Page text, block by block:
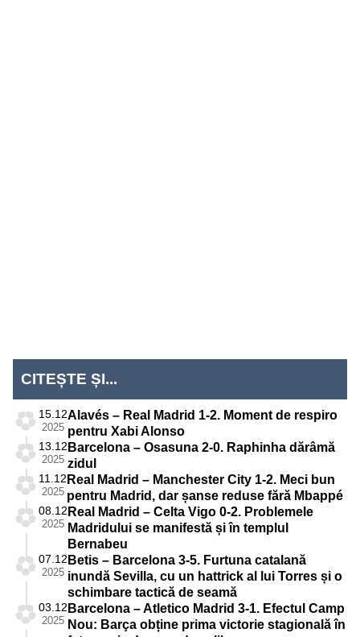
CITEȘTE ȘI...
15.12
2025
Alavés – Real Madrid 1-2. Moment de respiro
pentru Xabi Alonso
13.12
2025
Barcelona – Osasuna 2-0. Raphinha dărâmă
zidul
11.12
2025
Real Madrid – Manchester City 1-2. Meci bun
pentru Madrid, dar șanse reduse fără Mbappé
08.12
2025
Real Madrid – Celta Vigo 0-2. Problemele
Madridului se manifestă și în templul
Bernabeu
07.12
2025
Betis – Barcelona 3-5. Furtuna catalană
inundă Sevilla, cu un hattrick al lui Torres și o
schimbare tactică de seamă
03.12
2025
Barcelona – Atletico Madrid 3-1. Efectul Camp
Nou: Barça obține prima victorie stagională în